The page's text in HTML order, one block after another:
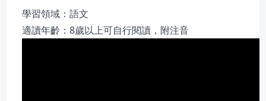
學習領域：語文
適讀年齡：8歲以上可自行閱讀，附注音